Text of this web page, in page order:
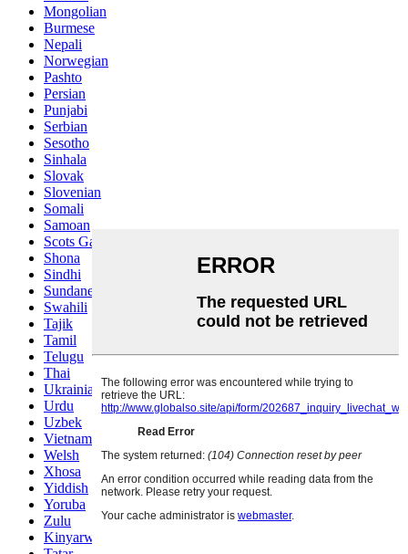
Mongolian
Burmese
Nepali
Norwegian
Pashto
Persian
Punjabi
Serbian
Sesotho
Sinhala
Slovak
Slovenian
Somali
Samoan
Scots Gaelic
Shona
Sindhi
Sundanese
Swahili
Tajik
Tamil
Telugu
Thai
Ukrainian
Urdu
Uzbek
Vietnamese
Welsh
Xhosa
Yiddish
Yoruba
Zulu
Kinyarwanda